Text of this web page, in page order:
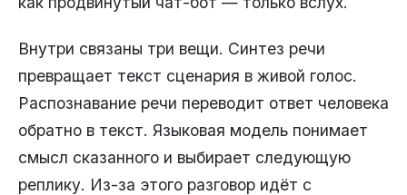
Внутри связаны три вещи. Синтез речи
превращает текст сценария в живой голос.
Распознавание речи переводит ответ человека
обратно в текст. Языковая модель понимает
смысл сказанного и выбирает следующую
реплику. Из-за этого разговор идёт с